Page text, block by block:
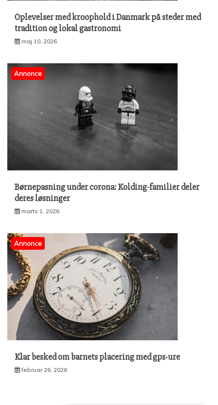
Oplevelser med kroophold i Danmark på steder med
tradition og lokal gastronomi
maj 10, 2026
Annonce
Børnepasning under corona: Kolding-familier deler
deres løsninger
marts 1, 2026
Annonce
Klar besked om barnets placering med gps-ure
februar 26, 2026